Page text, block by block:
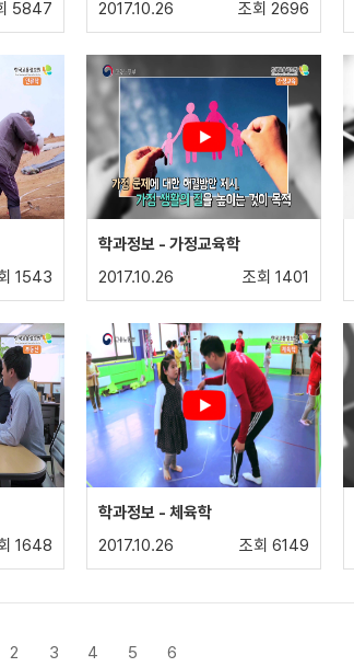
5847
2017.10.26
조회 2696
1543
학과정보 - 가정교육학
2017.10.26
조회 1401
1648
학과정보 - 체육학
2017.10.26
조회 6149
2 3 4 5 6